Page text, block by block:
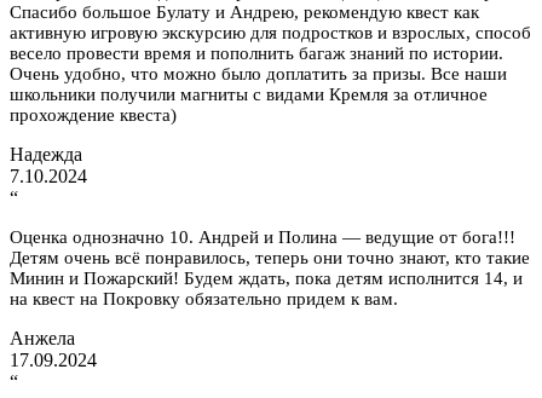
Спасибо большое Булату и Андрею, рекомендую квест как
активную игровую экскурсию для подростков и взрослых, способ
весело провести время и пополнить багаж знаний по истории.
Очень удобно, что можно было доплатить за призы. Все наши
школьники получили магниты с видами Кремля за отличное
прохождение квеста)
Надежда
7.10.2024
“
Оценка однозначно 10. Андрей и Полина — ведущие от бога!!!
Детям очень всё понравилось, теперь они точно знают, кто такие
Минин и Пожарский! Будем ждать, пока детям исполнится 14, и
на квест на Покровку обязательно придем к вам.
Анжела
17.09.2024
“